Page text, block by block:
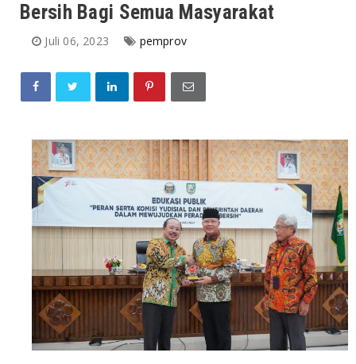
Bersih Bagi Semua Masyarakat
Juli 06, 2023 pemprov